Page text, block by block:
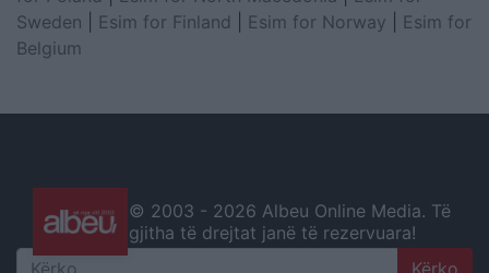
Sweden
Esim for Finland Esim for Norway
Esim for
Belgium
© 2003 - 2026 Albeu Online Media. Të
gjitha të drejtat janë të rezervuara!